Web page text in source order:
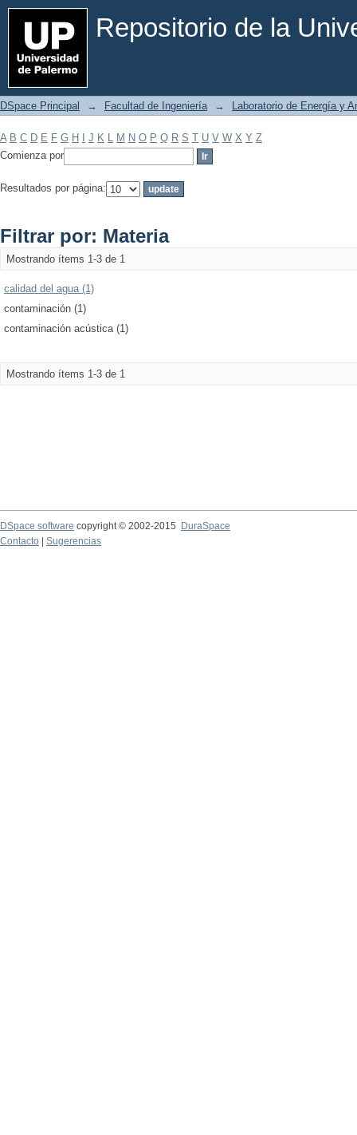
Repositorio de la
Filtrar por: Materia
DSpace Principal → Facultad de Ingeniería → Laboratorio de Energía y
A B C D E F G H J K L M N O P Q R S T U V W X Y Z
Comienza por
Resultados por página:
Filtrar por: Materia
Mostrando ítems 1-3 de 1
calidad del agua (1)
contaminación (1)
contaminación acústica (1)
Mostrando ítems 1-3 de 1
DSpace software copyright © 2002-2015
DuraSpace
Contacto
Sugerencias